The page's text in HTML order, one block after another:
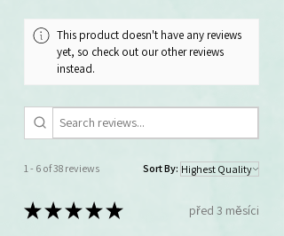
This product doesn't have any reviews
yet, so check out our other reviews
instead.
1 - 6 of 38 reviews Sort By:
★★★★★ před 3 měsíci